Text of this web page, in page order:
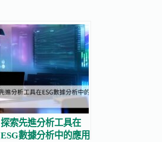
探索先進分析工具在
ESG數據分析中的應用